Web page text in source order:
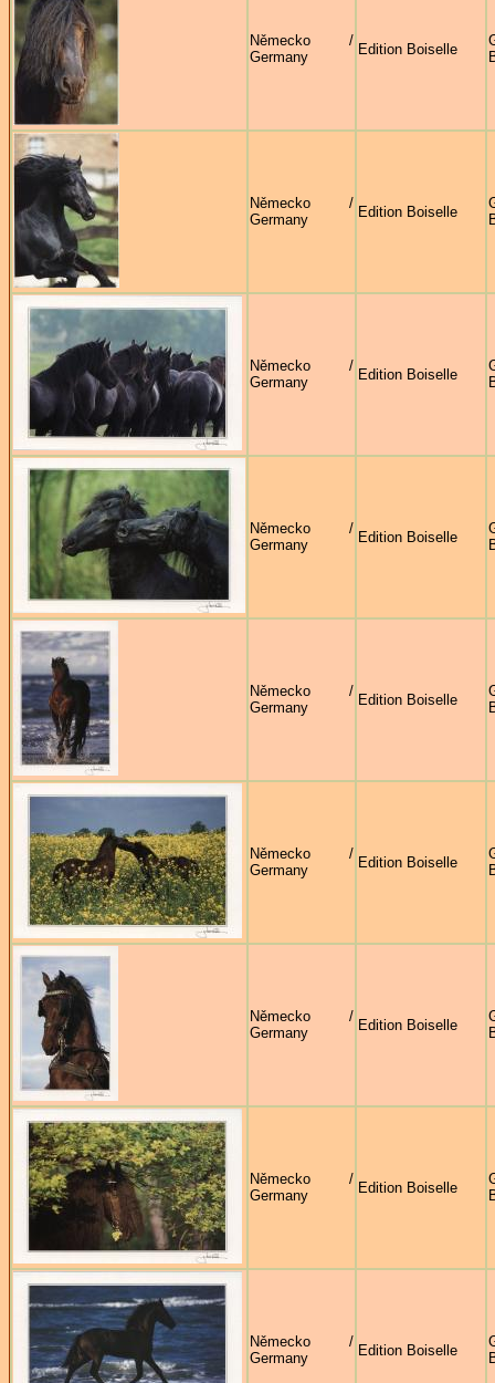
Německo /
Germany
Edition Boiselle
Německo /
Germany
Edition Boiselle
Německo /
Germany
Edition Boiselle
Německo /
Germany
Edition Boiselle
Německo /
Germany
Edition Boiselle
Německo /
Germany
Edition Boiselle
Německo /
Germany
Edition Boiselle
Německo /
Germany
Edition Boiselle
Německo /
Germany
Edition Boiselle